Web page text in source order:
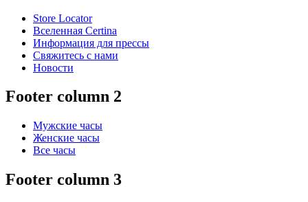
Store Locator
Вселенная Certina
Информация для прессы
Свяжитесь с нами
Новости
Footer column 2
Мужские часы
Женские часы
Все часы
Footer column 3